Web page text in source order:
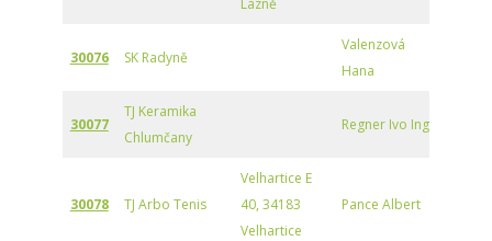
30076 SK Radyně
Valenzová
Hana
30077
TJ Keramika
Chlumčany
Regner Ivo Ing.
30078 TJ Arbo Tenis
Velhartice E
40, 34183
Velhartice
Pance Albert